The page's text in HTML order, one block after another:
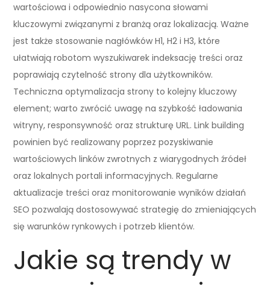
wartościowa i odpowiednio nasycona słowami
kluczowymi związanymi z branżą oraz lokalizacją. Ważne
jest także stosowanie nagłówków H1, H2 i H3, które
ułatwiają robotom wyszukiwarek indeksację treści oraz
poprawiają czytelność strony dla użytkowników.
Techniczna optymalizacja strony to kolejny kluczowy
element; warto zwrócić uwagę na szybkość ładowania
witryny, responsywność oraz strukturę URL. Link building
powinien być realizowany poprzez pozyskiwanie
wartościowych linków zwrotnych z wiarygodnych źródeł
oraz lokalnych portali informacyjnych. Regularne
aktualizacje treści oraz monitorowanie wyników działań
SEO pozwalają dostosowywać strategię do zmieniających
się warunków rynkowych i potrzeb klientów.
Jakie są trendy w